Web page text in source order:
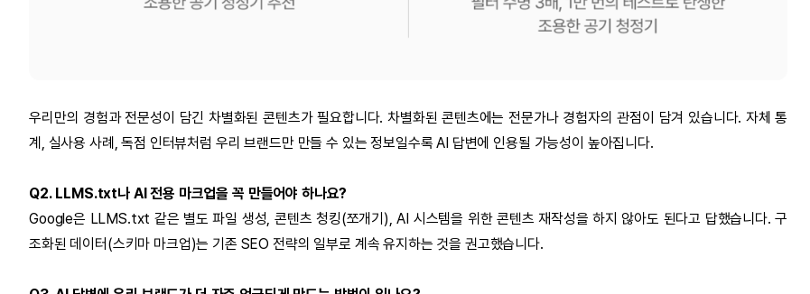
우리만의 경험과 전문성이 담긴 차별화된 콘텐츠가 필요합니다. 차별화된 콘텐츠에는 전문가나 경험자의 관점이 담겨 있습니다. 자체 통
계, 실사용 사례, 독점 인터뷰처럼 우리 브랜드만 만들 수 있는 정보일수록 AI 답변에 인용될 가능성이 높아집니다.
Q2. LLMS.txt나 AI 전용 마크업을 꼭 만들어야 하나요?
Google은 LLMS.txt 같은 별도 파일 생성, 콘텐츠 청킹(쪼개기), AI 시스템을 위한 콘텐츠 재작성을 하지 않아도 된다고 답했습니다. 구
조화된 데이터(스키마 마크업)는 기존 SEO 전략의 일부로 계속 유지하는 것을 권고했습니다.